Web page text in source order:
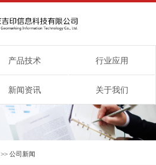
产品技术 行业应用
新闻资讯 关于我们
>>公司新闻